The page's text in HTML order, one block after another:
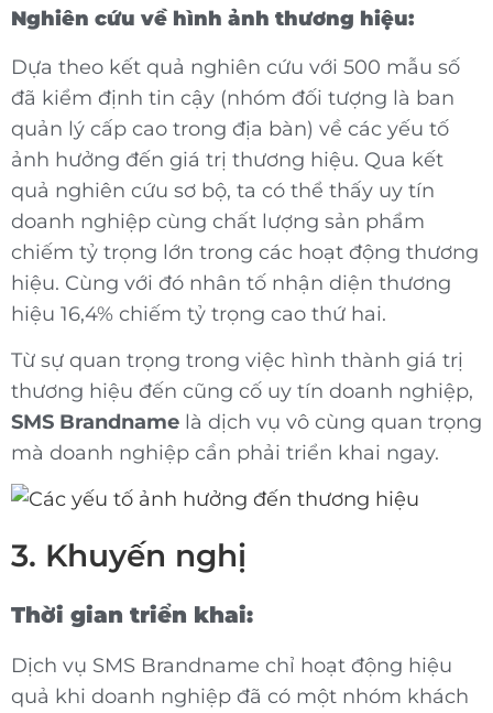
Nghiên cứu về hình ảnh thương hiệu:
Dựa theo kết quả nghiên cứu với 500 mẫu số
đã kiểm định tin cậy (nhóm đối tượng là ban
quản lý cấp cao trong địa bàn) về các yếu tố
ảnh hưởng đến giá trị thương hiệu. Qua kết
quả nghiên cứu sơ bộ, ta có thể thấy uy tín
doanh nghiệp cùng chất lượng sản phẩm
chiếm tỷ trọng lớn trong các hoạt động thương
hiệu. Cùng với đó nhân tố nhận diện thương
hiệu 16,4% chiếm tỷ trọng cao thứ hai.
Từ sự quan trọng trong việc hình thành giá trị
thương hiệu đến cũng cố uy tín doanh nghiệp,
SMS Brandname là dịch vụ vô cùng quan trọng
mà doanh nghiệp cần phải triển khai ngay.
3. Khuyến nghị
Thời gian triển khai:
Dịch vụ SMS Brandname chỉ hoạt động hiệu
quả khi doanh nghiệp đã có một nhóm khách